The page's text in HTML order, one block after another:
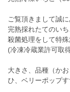
ご覧頂きまして誠
完熟採れたてのい
殺菌処理をして特殊
(冷凍冷蔵業許可取
大きさ、品種（か
ひ、ベリーポップ